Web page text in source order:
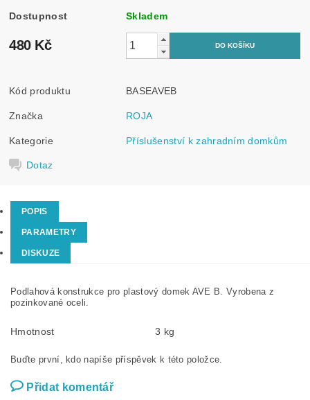
Dostupnost Skladem
480 Kč
Kód produktu BASEAVEB
Značka ROJA
Kategorie Příslušenství k zahradním domkům
Dotaz
POPIS
PARAMETRY
DISKUZE
Podlahová konstrukce pro plastový domek AVE B. Vyrobena z
pozinkované oceli.
Hmotnost 3 kg
Buďte první, kdo napíše příspěvek k této položce.
Přidat komentář